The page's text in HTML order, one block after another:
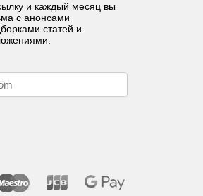
и каждый месяц вы
с анонсами
статей и